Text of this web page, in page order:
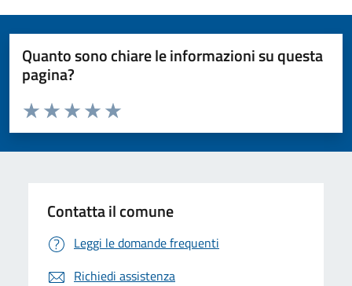
Quanto sono chiare le informazioni su questa
pagina?
Valuta da 1 a 5 stelle la pagina
Valuta 5 stelle su 5
Valuta 4 stelle su 5
Valuta 3 stelle su 5
Valuta 2 stelle su 5
Valuta 1 stelle su 5
Contatta il comune
Leggi le domande frequenti
Richiedi assistenza